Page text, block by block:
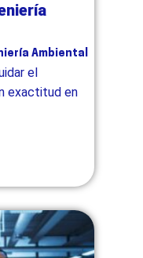
Ambiental
el
exactitud en